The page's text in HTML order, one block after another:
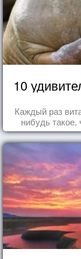
10
Каждый раз
нибудь такое,